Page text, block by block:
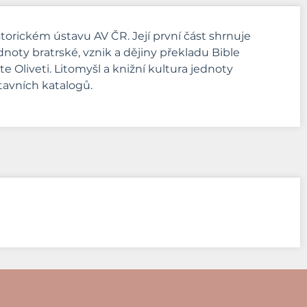
ústavu AV ČR. Její první část shrnuje
bratrské, vznik a dějiny překladu Bible
Oliveti. Litomyšl a knižní kultura jednoty
katalogů.